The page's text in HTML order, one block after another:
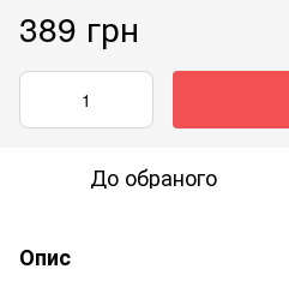
389 грн
До обраного
Опис